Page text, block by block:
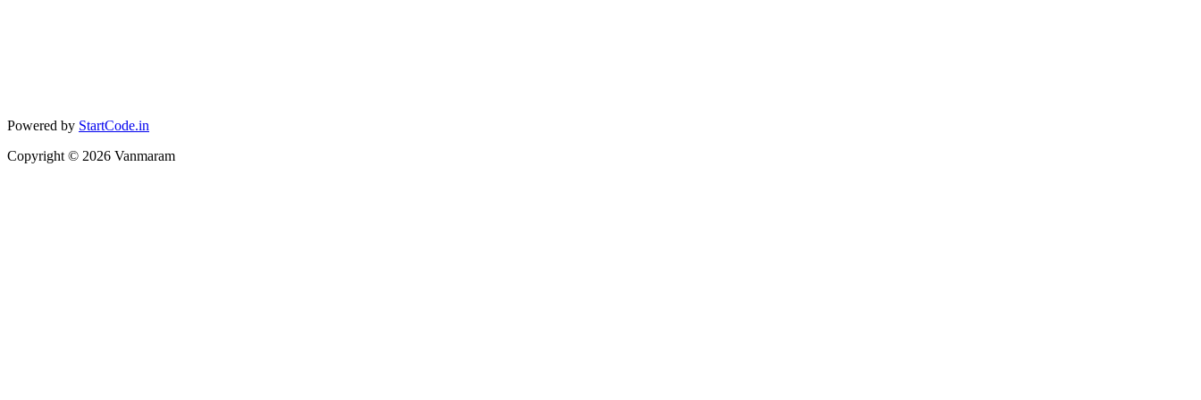
Powered by StartCode.in
Copyright © 2026 Vanmaram